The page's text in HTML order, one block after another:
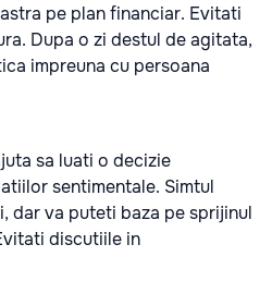
pe plan financiar. Evitati
Dupa o zi destul de agitata,
impreuna cu persoana
sa luati o decizie
sentimentale. Simtul
dar va puteti baza pe sprijinul
discutiile in